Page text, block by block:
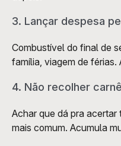
3. Lançar despesa
Combustível do final de
família, viagem de
4. Não recolher
Achar que dá pra acertar
mais comum. Acumula